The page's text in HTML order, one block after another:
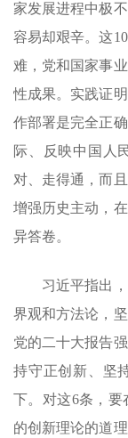
家发展进程中极
容易却艰辛。这
难，党和国家事
性成果。实践证
作部署是完全正
际、反映中国人
对、走得通，而
增强历史主动，
异答卷。
习近平指出，
界观和方法论，
党的二十大报告
持守正创新、坚
下。对这6条，要
的创新理论的道